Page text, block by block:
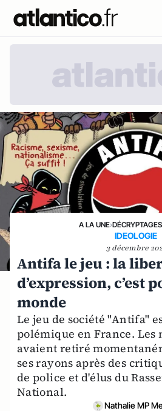
A LA UNE›DÉCRYPTAGES
IDEOLOGIE
3 décembre
Antifa le jeu : la
d’expression, c’est
monde
Le jeu de société "Antifa"
polémique en France. Les
avaient retiré
ses rayons après des
de police et d'élus du
National.
Nathalie MP